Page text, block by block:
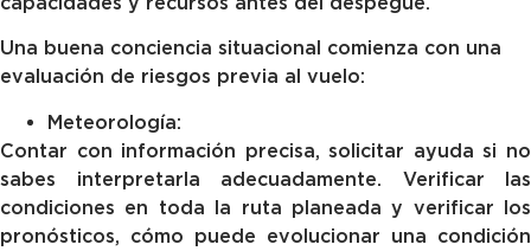
Una buena conciencia situacional comienza con una
evaluación de riesgos previa al vuelo:
Meteorología:
Contar con información precisa, solicitar ayuda si no
sabes interpretarla adecuadamente. Verificar las
condiciones en toda la ruta planeada y verificar los
pronósticos, cómo puede evolucionar una condición